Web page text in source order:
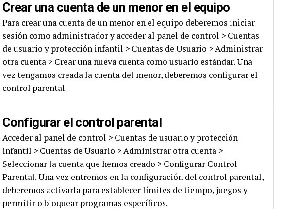
Crear una cuenta de un menor en el equipo
Para crear una cuenta de un menor en el equipo deberemos iniciar
sesión como administrador y acceder al panel de control > Cuentas
de usuario y protección infantil > Cuentas de Usuario > Administrar
otra cuenta > Crear una nueva cuenta como usuario estándar. Una
vez tengamos creada la cuenta del menor, deberemos configurar el
control parental.
Configurar el control parental
Acceder al panel de control > Cuentas de usuario y protección
infantil > Cuentas de Usuario > Administrar otra cuenta >
Seleccionar la cuenta que hemos creado > Configurar Control
Parental. Una vez entremos en la configuración del control parental,
deberemos activarla para establecer límites de tiempo, juegos y
permitir o bloquear programas específicos.